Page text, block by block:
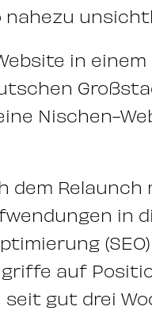
in
Nischen-
dem
in
auf
seit gut drei